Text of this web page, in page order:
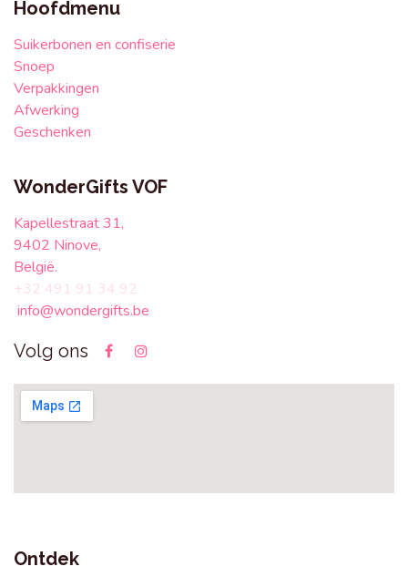
Hoofdmenu
Suikerbonen en confiserie
Snoep
Verpakkingen
Afwerking
Geschenken
WonderGifts VOF
Kapellestraat 31,
9402 Ninove,
België.
+32 491 91 34 92
info@wondergifts.be
Volg ons
Ontdek